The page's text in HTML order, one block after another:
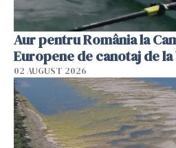
Aur pentru România la
Europene de canotaj de la
02 AUGUST 2026